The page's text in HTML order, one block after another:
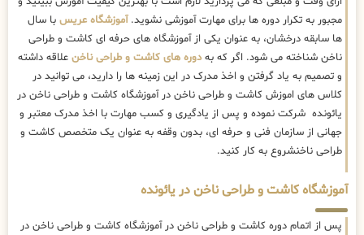
مجبور به تکرار دوره ها برای مهارت آموزشی نشوید.آموزشگاه عریس با سال
ها سابقه درخشان، به عنوان یکی از آموزشگاه های حرفه ای کاشت و طراحی
ناخن شناخته می شود. اگر که بهدوره های کاشت و طراحی ناخن علاقه داشته
و تصمیم به یاد گرفتن و اخذ مدرک در این زمینه ها را دارید، می توانید در
کلاس های اموزش کاشت و طراحی ناخن در آموزشگاه کاشت و طراحی ناخن در
یائونده شرکت نموده و پس از یادگیری و کسب مهارت با اخذ مدرک معتبر و
جهانی از سازمان فنی و حرفه ای، بدون وقفه به عنوان یک متخصص کاشت و
طراحی ناخنشروع به کار کنید.
آموزشگاه کاشت و طراحی ناخن در یائونده
پس از اتمام دوره کاشت و طراحی ناخن در آموزشگاه کاشت و طراحی ناخن در